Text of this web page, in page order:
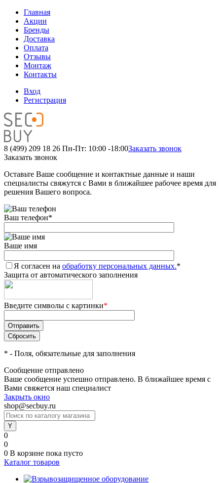
Главная
Акции
Бренды
Доставка
Оплата
Отзывы
Монтаж
Контакты
Вход
Регистрация
8 (499) 209 18 26 Пн-Пт: 10:00 -18:00Заказать звонок
Заказать звонок
Оставьте Ваше сообщение и контактные данные и наши
специалисты свяжутся с Вами в ближайшее рабочее время для
решения Вашего вопроса.
Ваш телефон*
Ваше имя
Я согласен на обработку персональных данных.*
Защита от автоматического заполнения
Введите символы с картинки*
* - Поля, обязательные для заполнения
Сообщение отправлено
Ваше сообщение успешно отправлено. В ближайшее время с
Вами свяжется наш специалист
Закрыть окно
shop@secbuy.ru
0
0
0 В корзине пока пусто
Каталог товаров